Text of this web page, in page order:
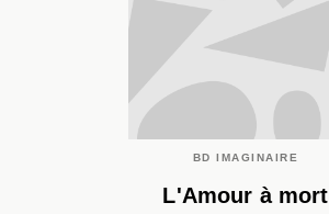
BD IMAGINAIRE
L'Amour à mort